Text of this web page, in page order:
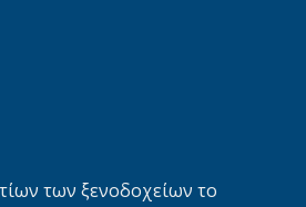
των ξενοδοχείων το